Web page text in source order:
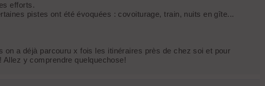
efforts.
pistes ont été évoquées : covoiturage, train, nuits en gîte...
a déjà parcouru x fois les itinéraires près de chez soi et pour
y comprendre quelquechose!